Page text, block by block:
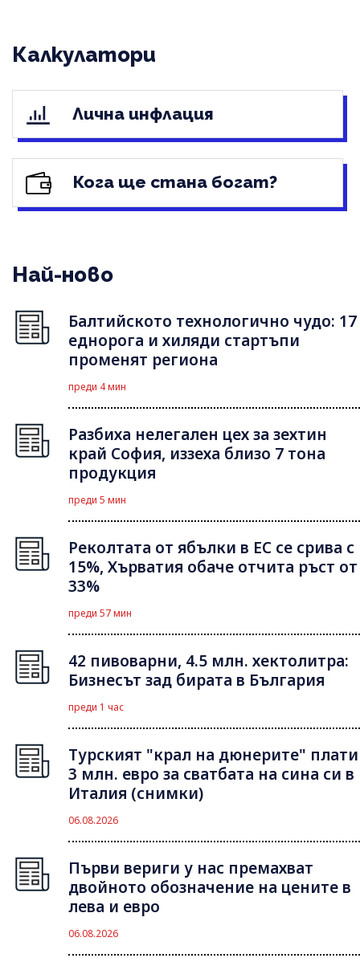
Калкулатори
Лична инфлация
Кога ще стана богат?
Най-ново
Балтийското технологично чудо: 17
еднорога и хиляди стартъпи
променят региона
преди 4 мин
Разбиха нелегален цех за зехтин
край София, иззеха близо 7 тона
продукция
преди 5 мин
Реколтата от ябълки в ЕС се срива с
15%, Хърватия обаче отчита ръст от
33%
преди 57 мин
42 пивоварни, 4.5 млн. хектолитра:
Бизнесът зад бирата в България
преди 1 час
Турският "крал на дюнерите" плати
3 млн. евро за сватбата на сина си в
Италия (снимки)
06.08.2026
Първи вериги у нас премахват
двойното обозначение на цените в
лева и евро
06.08.2026